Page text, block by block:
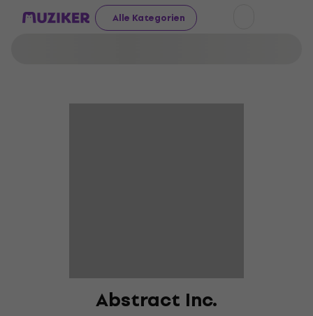
Alle Kategorien
Abstract Inc.